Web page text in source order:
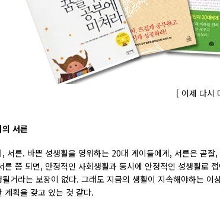
[ 이제 다시
의 서른
, 서른. 바쁜 성생활을 영위하는 20대 게이들에게, 서른은 곧
른 쯤 되면, 안정적인 사회생활과 동시에 안정적인 성생활로
될거라는 보장이 없다. 그래도 지금의 생활이 지속해야하는
계획을 갖고 있는 것 같다.